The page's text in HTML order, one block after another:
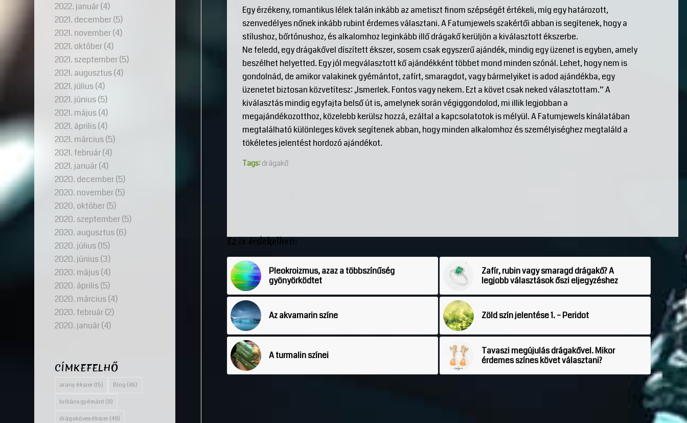
Egy érzékeny, romantikus lélek talán inkább az ametiszt finom szépségét értékeli, míg egy határozott,
szenvedélyes nőnek inkább rubint érdemes választani. A Fatumjewels szakértői abban is segítenek, hogy a
stílushoz, bőrtónushoz, és alkalomhoz leginkább illő drágakő kerüljön a kiválasztott ékszerbe.
Ne feledd, egy drágakővel díszített ékszer, sosem csak egyszerű ajándék, mindig egy üzenet is egyben, amely
beszélhet helyetted. Egy jól megválasztott kő ajándékként többet mond minden szónál. Lehet, hogy nem is
gondolnád, de amikor valakinek gyémántot, zafírt, smaragdot, vagy bármelyiket is adod ajándékba, egy
üzenetet biztosan közvetítesz: „Ismerlek. Fontos vagy nekem. Ezt a követ csak neked választottam.” A
kiválasztás mindig egyfajta belső út is, amelynek során végiggondolod, mi illik legjobban a
megajándékozotthoz, közelebb kerülsz hozzá, ezáltal a kapcsolatotok is mélyül. A Fatumjewels kínálatában
megtalálható különleges kövek segítenek abban, hogy minden alkalomhoz és személyiséghez megtaláld a
tökéletes jelentést hordozó ajándékot.
Tags: drágakő
Ez is érdekelheti:
Pleokroizmus, azaz a többszínűség
gyönyörködtet
Zafír, rubin vagy smaragd drágakő? A
legjobb választások őszi eljegyzéshez
Az akvamarin színe Zöld szín jelentése 1. – Peridot
A turmalin színei
Tavaszi megújulás drágakővel. Mikor
érdemes színes követ választani?
2022. január(4)
2021. december(5)
2021. november(4)
2021. október(4)
2021. szeptember(5)
2021. augusztus(4)
2021. július(4)
2021. június(5)
2021. május(4)
2021. április(4)
2021. március(5)
2021. február(4)
2021. január(4)
2020. december(5)
2020. november(5)
2020. október(5)
2020. szeptember(5)
2020. augusztus(6)
2020. július(15)
2020. június(3)
2020. május(4)
2020. április(5)
2020. március(4)
2020. február(2)
2020. január(4)
CÍMKEFELHŐ
arany ékszer (15) Blog (46)
briliáns gyémánt (9)
drágaköves ékszer (49)